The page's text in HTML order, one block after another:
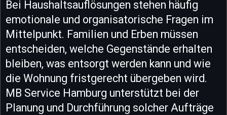
Bei Haushaltsauflösungen stehen häufig
emotionale und organisatorische Fragen im
Mittelpunkt. Familien und Erben müssen
entscheiden, welche Gegenstände erhalten
bleiben, was entsorgt werden kann und wie
die Wohnung fristgerecht übergeben wird.
MB Service Hamburg unterstützt bei der
Planung und Durchführung solcher Aufträge